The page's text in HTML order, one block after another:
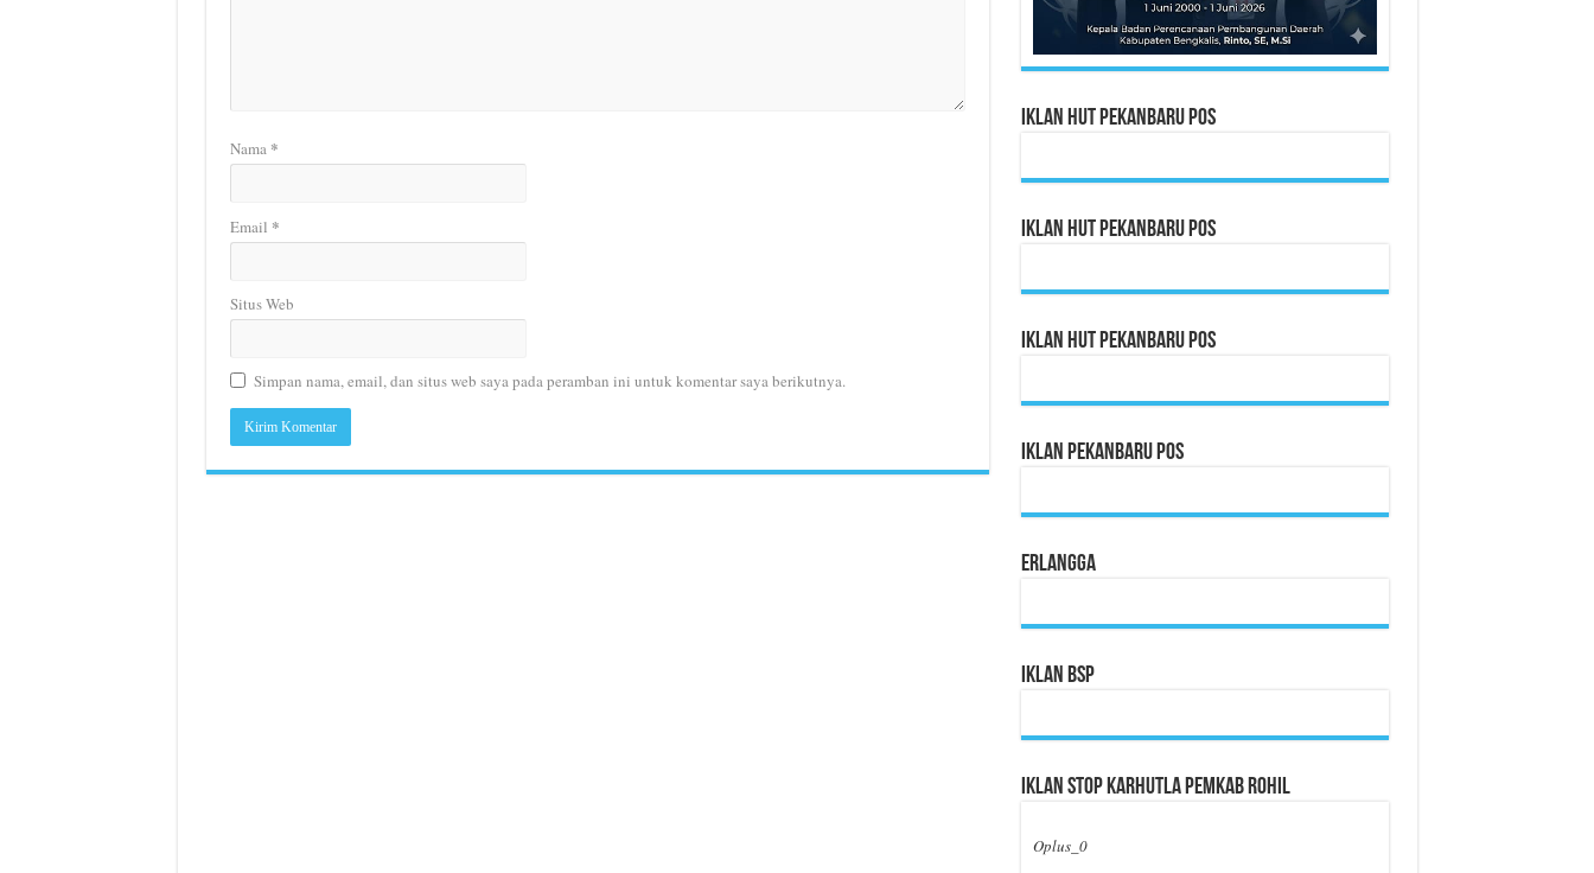
Nama *
Email *
Situs Web
Simpan nama, email, dan situs web saya pada peramban ini untuk komentar saya berikutnya.
Iklan HUT Pekanbaru Pos
Iklan HUT Pekanbaru Pos
Iklan HUT Pekanbaru Pos
Iklan Pekanbaru Pos
Erlangga
Iklan BSP
Iklan Stop Karhutla Pemkab Rohil
Oplus_0